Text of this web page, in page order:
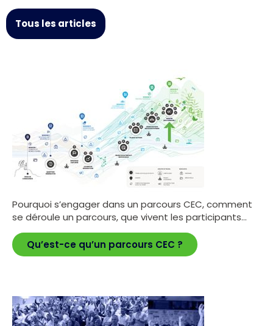
Pourquoi s’engager dans un parcours CEC, comment
se déroule un parcours, que vivent les participants…
Qu’est-ce qu’un parcours CEC ?